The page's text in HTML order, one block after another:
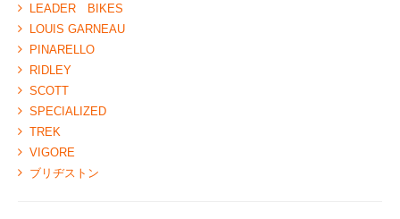
LEADER BIKES
LOUIS GARNEAU
PINARELLO
RIDLEY
SCOTT
SPECIALIZED
TREK
VIGORE
ブリヂストン